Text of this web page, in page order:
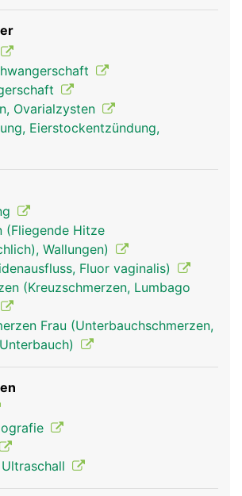
zum Transport der
Falls zu diesem
Spermien an Ort und Stelle
die Befruchtung der Eizelle.
Ovarialzysten
Eierstockentzündung,
(Fliegende Hitze
Wallungen)
Fluor vaginalis)
(Kreuzschmerzen, Lumbago
Frau (Unterbauchschmerzen,